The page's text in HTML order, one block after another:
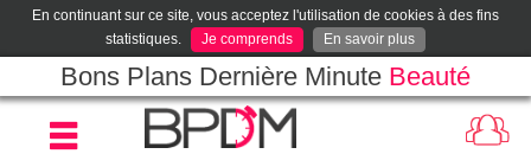
En continuant sur ce site, vous acceptez l'utilisation de cookies à des fins
statistiques.
Je comprends En savoir plus
Bons Plans Dernière Minute Beauté